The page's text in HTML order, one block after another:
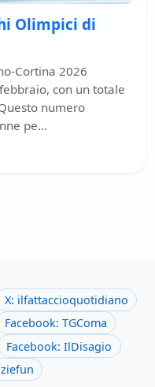
Olimpici di
Cortina 2026
con un totale
numero
pe…
X: ilfattaccioquotidiano
Facebook: TGComa
Facebook: IlDisagio